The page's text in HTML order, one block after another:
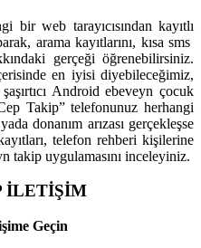
bir web tarayıcısından kayıtlı
arama kayıtlarını, kısa sms
gerçeği öğrenebilirsiniz.
en iyisi diyebileceğimiz,
Android ebeveyn çocuk
Takip” telefonunuz herhangi
donanım arızası gerçekleşse
telefon rehberi kişilerine
takip uygulamasını inceleyiniz.
İLETİŞİM
Geçin